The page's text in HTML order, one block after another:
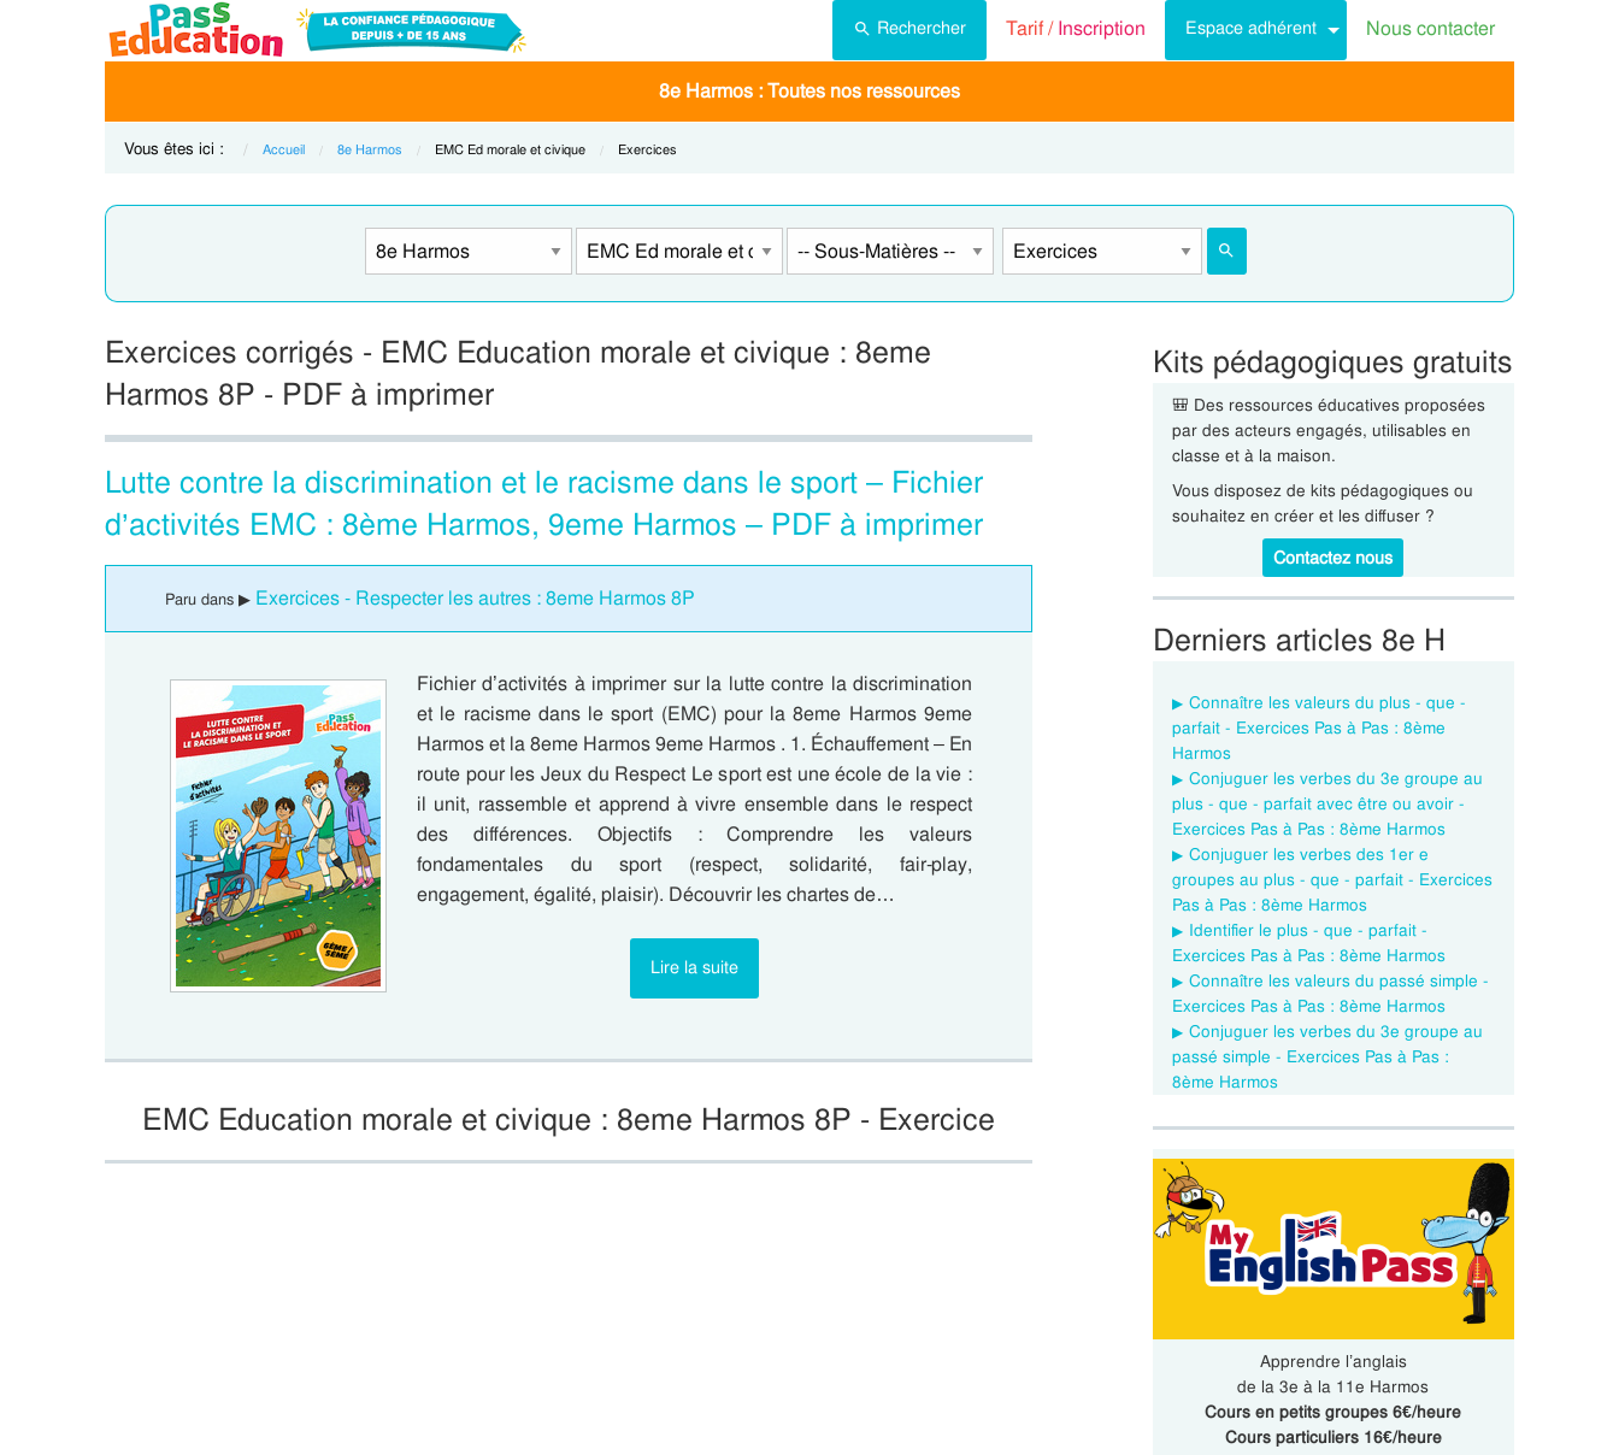
Rechercher Tarif /Inscription Espace adhérent Nous contacter
8e Harmos : Toutes nos ressources
Vous êtes ici : Accueil 8e Harmos Current:
EMC Ed morale et civique Current:
Exercices
Exercices corrigés - EMC Education morale et civique : 8eme
Harmos 8P - PDF à imprimer
Lutte contre la discrimination et le racisme dans le sport – Fichier
d’activités EMC : 8ème Harmos, 9eme Harmos – PDF à imprimer
Paru dans ▶ Exercices - Respecter les autres : 8eme Harmos 8P
Fichier d’activités à imprimer sur la lutte contre la discrimination
et le racisme dans le sport (EMC) pour la 8eme Harmos 9eme
Harmos et la 8eme Harmos 9eme Harmos . 1. Échauffement – En
route pour les Jeux du Respect Le sport est une école de la vie :
il unit, rassemble et apprend à vivre ensemble dans le respect
des différences. Objectifs : Comprendre les valeurs
fondamentales du sport (respect, solidarité, fair-play,
engagement, égalité, plaisir). Découvrir les chartes de…
Lire la suite
EMC Education morale et civique : 8eme Harmos 8P - Exercice
Kits pédagogiques gratuits
🎒 Des ressources éducatives proposées
par des acteurs engagés, utilisables en
classe et à la maison.
Vous disposez de kits pédagogiques ou
souhaitez en créer et les diffuser ?
Contactez nous
Derniers articles 8e H
Connaître les valeurs du plus - que -
parfait - Exercices Pas à Pas : 8ème
Harmos
Conjuguer les verbes du 3e groupe au
plus - que - parfait avec être ou avoir -
Exercices Pas à Pas : 8ème Harmos
Conjuguer les verbes des 1er e
groupes au plus - que - parfait - Exercices
Pas à Pas : 8ème Harmos
Identifier le plus - que - parfait -
Exercices Pas à Pas : 8ème Harmos
Connaître les valeurs du passé simple -
Exercices Pas à Pas : 8ème Harmos
Conjuguer les verbes du 3e groupe au
passé simple - Exercices Pas à Pas :
8ème Harmos
Apprendre l’anglais
de la 3e à la 11e Harmos
Cours en petits groupes 6€/heure
Cours particuliers 16€/heure